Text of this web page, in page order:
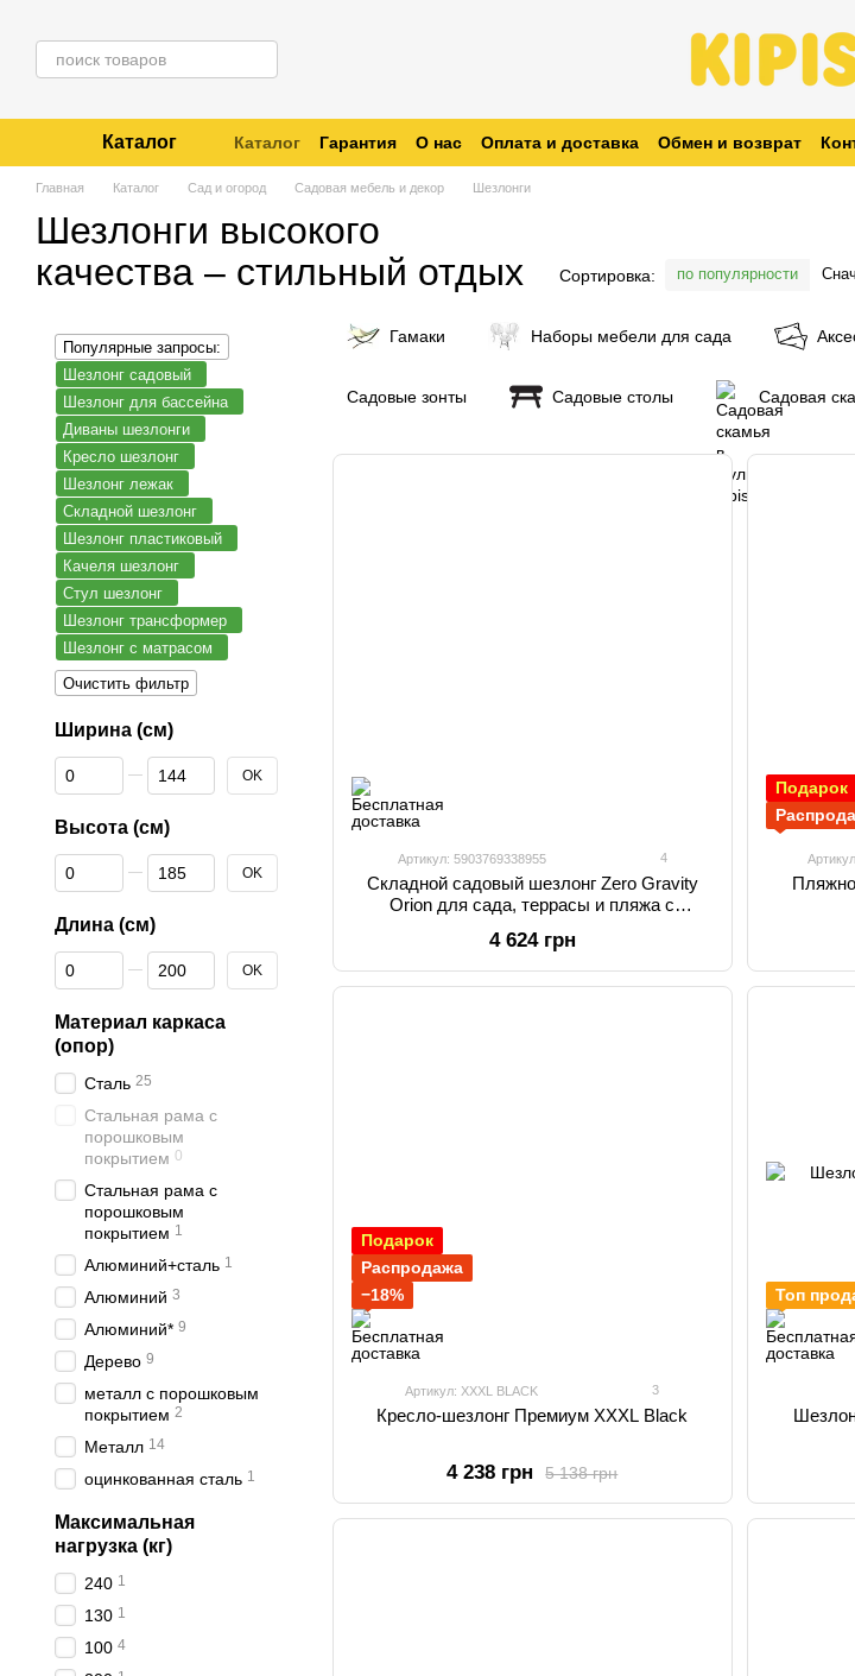
Каталог Каталог Гарантия О нас Оплата и доставка Обмен и возврат
Отзывы о магазине
Отследить заказ
Главная Каталог Сад и огород Cадовая мебель и декор Шезлонги
Шезлонги высокого
качества – стильный отдых
Сортировка: по популярности
Гамаки Наборы мебели для сада
Садовые зонты Садовые столы Садовая
Артикул: 5903769338955 4
Складной садовый шезлонг Zero Gravity
Orion для сада, террасы и пляжа с
смартфона, черный
4 624 грн
Подарок
Подарок
Распродажа
−18%
Артикул: XXXL BLACK 3
Кресло-шезлонг Премиум XXXL Black
5 138 грн
4 238 грн
Топ
Популярные запросы:
Шезлонг садовый
Шезлонг для бассейна
Диваны шезлонги
Кресло шезлонг
Шезлонг лежак
Складной шезлонг
Шезлонг пластиковый
Качеля шезлонг
Стул шезлонг
Шезлонг трансформер
Шезлонг с матрасом
Очистить фильтр
Ширина (см)
От Ширина (см)
До Ширина (см) OK
Высота (см)
От Высота (см)
До Высота (см) OK
Длина (см)
От Длина (см)
До Длина (см) OK
Материал каркаса
(опор)
Сталь 25
Стальная рама с
порошковым
покрытием 0
Стальная рама с
порошковым
покрытием 1
Алюминий+сталь 1
Алюминий 3
Алюминий* 9
Дерево 9
металл с порошковым
покрытием 2
Металл 14
оцинкованная сталь 1
Максимальная
нагрузка (кг)
240 1
130 1
100 4